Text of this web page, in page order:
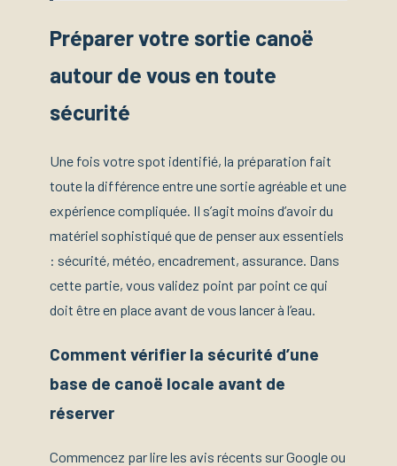
Préparer votre sortie canoë
autour de vous en toute
sécurité
Une fois votre spot identifié, la préparation fait
toute la différence entre une sortie agréable et une
expérience compliquée. Il s’agit moins d’avoir du
matériel sophistiqué que de penser aux essentiels
: sécurité, météo, encadrement, assurance. Dans
cette partie, vous validez point par point ce qui
doit être en place avant de vous lancer à l’eau.
Comment vérifier la sécurité d’une
base de canoë locale avant de
réserver
Commencez par lire les avis récents sur Google ou